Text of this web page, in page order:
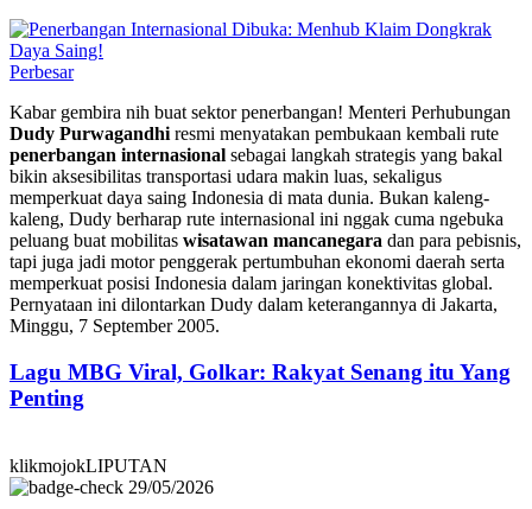
Perbesar
Kabar gembira nih buat sektor penerbangan! Menteri Perhubungan
Dudy Purwagandhiresmi menyatakan pembukaan kembali rute
penerbangan internasional sebagai langkah strategis yang bakal
bikin aksesibilitas transportasi udara makin luas, sekaligus
memperkuat daya saing Indonesia di mata dunia. Bukan kaleng-
kaleng, Dudy berharap rute internasional ini nggak cuma ngebuka
peluang buat mobilitas wisatawan mancanegara dan para pebisnis,
tapi juga jadi motor penggerak pertumbuhan ekonomi daerah serta
memperkuat posisi Indonesia dalam jaringan konektivitas global.
Pernyataan ini dilontarkan Dudy dalam keterangannya di Jakarta,
Minggu, 7 September 2005.
Lagu MBG Viral, Golkar: Rakyat Senang itu Yang
Penting
klikmojokLIPUTAN
29/05/2026